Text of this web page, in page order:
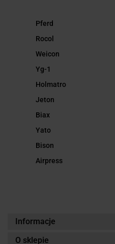
Pferd
Rocol
Weicon
Yg-1
Holmatro
Jeton
Biax
Yato
Bison
Airpress
Informacje
O sklepie